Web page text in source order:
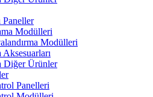
Paneller
Modülleri
Modülleri
Aksesuarları
Diğer Ürünler
Panelleri